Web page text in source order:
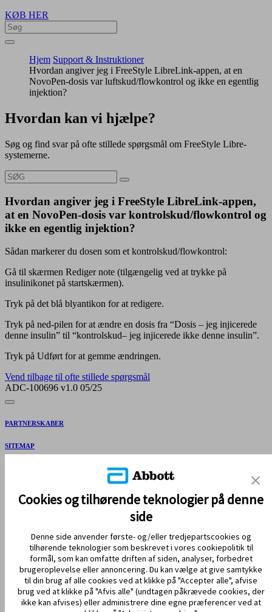
KØB HER
Hjem Support & Instruktioner
Hvordan angiver jeg i FreeStyle LibreLink-appen, at en
NovoPen-dosis var luftskud/flowkontrol og ikke en egentlig
injektion?
Hvordan kan vi hjælpe?
Søg og find svar på ofte stillede spørgsmål om FreeStyle Libre-
systemerne.
Hvordan angiver jeg i FreeStyle LibreLink-appen,
at en NovoPen-dosis var kontrolskud/flowkontrol og
ikke en egentlig injektion?
Sådan markerer du dosen som et kontrolskud/flowkontrol:
Gå til skærmen Rediger note (tilgængelig ved at trykke på
insulinikonet på startskærmen).
Tryk på det blå blyantikon for at redigere.
Tryk på ned-pilen for at ændre en dosis fra “Dosis – jeg injicerede
denne insulin” til “kontrolskud– jeg injicerede ikke denne insulin”.
Tryk på Udført for at gemme ændringen.
Vend tilbage til ofte stillede spørgsmål
ADC-100696 v1.0 05/25
PARTNERSKABER
SITEMAP
REFERENCER & ANSVARSFRASKRIVELSE
HOLD DIG OPDATERET
Cookies og tilhørende teknologier på denne
side
Denne side anvender første- og/eller tredjepartscookies og
tilhørende teknologier som beskrevet i vores cookiepolitik til
formål, som kan omfatte driften af siden, analyser, forbedret
brugeroplevelse eller annoncering. Du kan vælge at give samtykke
til din brug af alle cookies ved at klikke på "Accepter alle", afvise
brug ved at klikke på "Afvis alle" (undtagen påkrævede cookies, der
ikke kan afvises) eller administrere dine egne præferencer ved at